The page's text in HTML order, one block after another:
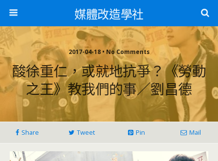
媒體改造學社
2017-04-18 • No Comments
酸徐重仁，或就地抗爭？《勞動
之王》教我們的事／劉昌德
Share Tweet Pin Mail